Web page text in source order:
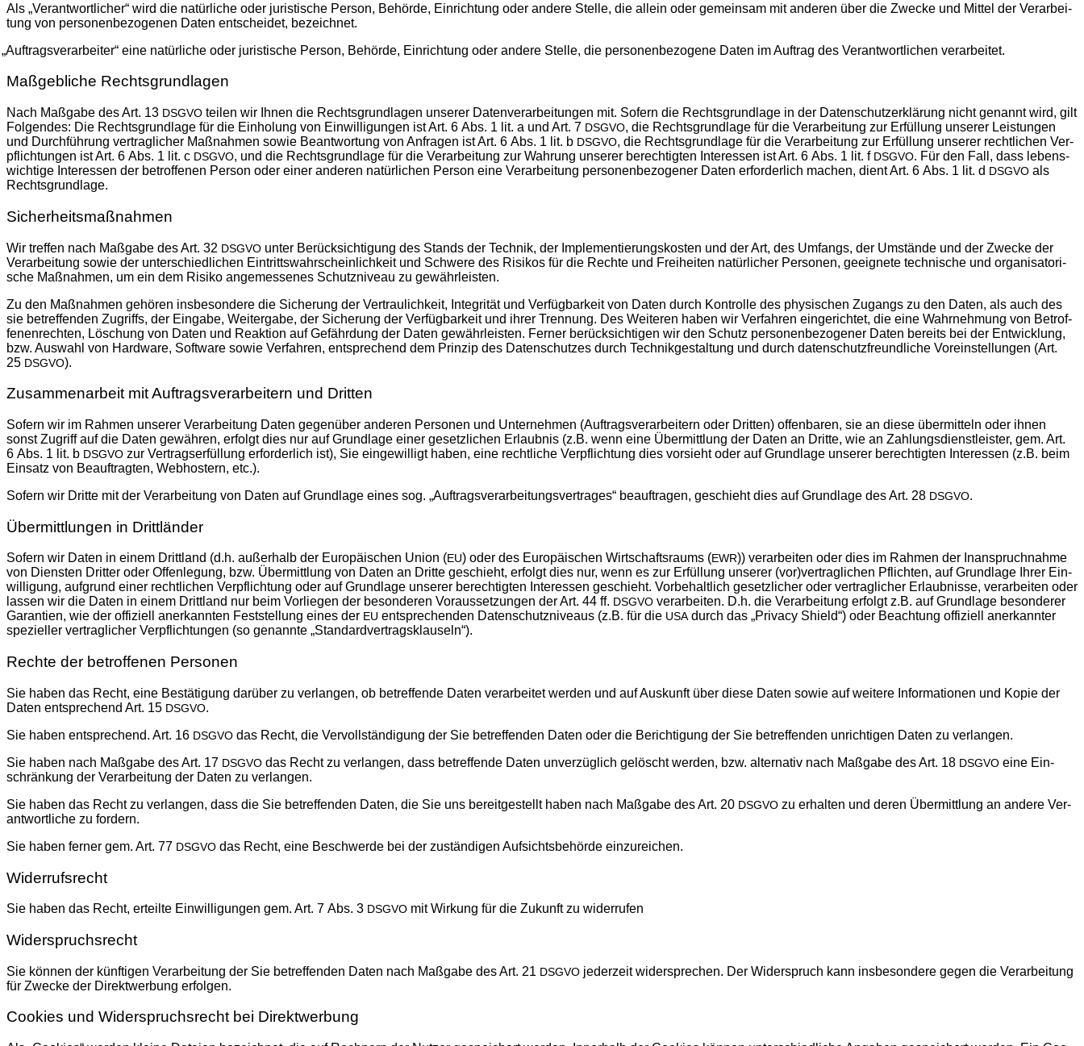
Als „Ver­ant­wort­li­cher“ wird die natür­li­che oder juris­ti­sche Per­son, Behör­de, Ein­rich­tung oder ande­re Stel­le, die allein oder gemein­sam mit ande­ren über die Zwe­cke und Mit­tel der Ver­ar­bei­
tung von per­so­nen­be­zo­ge­nen Daten ent­schei­det, bezeichnet.
„Auf­trags­ver­ar­bei­ter“ eine natür­li­che oder juris­ti­sche Per­son, Behör­de, Ein­rich­tung oder ande­re Stel­le, die per­so­nen­be­zo­ge­ne Daten im Auf­trag des Ver­ant­wort­li­chen verarbeitet.
Maßgebliche Rechtsgrundlagen
Nach Maß­ga­be des Art. 13 DSGVO tei­len wir Ihnen die Rechts­grund­la­gen unse­rer Daten­ver­ar­bei­tun­gen mit. Sofern die Rechts­grund­la­ge in der Daten­schutz­er­klä­rung nicht genannt wird, gilt
Fol­gen­des: Die Rechts­grund­la­ge für die Ein­ho­lung von Ein­wil­li­gun­gen ist Art. 6 Abs. 1 lit. a und Art. 7 DSGVO, die Rechts­grund­la­ge für die Ver­ar­bei­tung zur Erfül­lung unse­rer Leis­tun­gen
und Durch­füh­rung ver­trag­li­cher Maß­nah­men sowie Beant­wor­tung von Anfra­gen ist Art. 6 Abs. 1 lit. b DSGVO, die Rechts­grund­la­ge für die Ver­ar­bei­tung zur Erfül­lung unse­rer recht­li­chen Ver­
pflich­tun­gen ist Art. 6 Abs. 1 lit. c DSGVO, und die Rechts­grund­la­ge für die Ver­ar­bei­tung zur Wah­rung unse­rer berech­tig­ten Inter­es­sen ist Art. 6 Abs. 1 lit. f DSGVO. Für den Fall, dass lebens­
wich­ti­ge Inter­es­sen der betrof­fe­nen Per­son oder einer ande­ren natür­li­chen Per­son eine Ver­ar­bei­tung per­so­nen­be­zo­ge­ner Daten erfor­der­lich machen, dient Art. 6 Abs. 1 lit. d DSGVO als
Rechtsgrundlage.
Sicherheitsmaßnahmen
Wir tref­fen nach Maß­ga­be des Art. 32 DSGVO unter Berück­sich­ti­gung des Stands der Tech­nik, der Imple­men­tie­rungs­kos­ten und der Art, des Umfangs, der Umstän­de und der Zwe­cke der
Ver­ar­bei­tung sowie der unter­schied­li­chen Ein­tritts­wahr­schein­lich­keit und Schwe­re des Risi­kos für die Rech­te und Frei­hei­ten natür­li­cher Per­so­nen, geeig­ne­te tech­ni­sche und orga­ni­sa­to­ri­
sche Maß­nah­men, um ein dem Risi­ko ange­mes­se­nes Schutz­ni­veau zu gewährleisten.
Zu den Maß­nah­men gehö­ren ins­be­son­de­re die Siche­rung der Ver­trau­lich­keit, Inte­gri­tät und Ver­füg­bar­keit von Daten durch Kon­trol­le des phy­si­schen Zugangs zu den Daten, als auch des
sie betref­fen­den Zugriffs, der Ein­ga­be, Wei­ter­ga­be, der Siche­rung der Ver­füg­bar­keit und ihrer Tren­nung. Des Wei­te­ren haben wir Ver­fah­ren ein­ge­rich­tet, die eine Wahr­neh­mung von Betrof­
fe­nen­rech­ten, Löschung von Daten und Reak­ti­on auf Gefähr­dung der Daten gewähr­leis­ten. Fer­ner berück­sich­ti­gen wir den Schutz per­so­nen­be­zo­ge­ner Daten bereits bei der Ent­wick­lung,
bzw. Aus­wahl von Hard­ware, Soft­ware sowie Ver­fah­ren, ent­spre­chend dem Prin­zip des Daten­schut­zes durch Tech­nik­ge­stal­tung und durch daten­schutz­freund­li­che Vor­ein­stel­lun­gen (Art.
25 DSGVO).
Zusammenarbeit mit Auftragsverarbeitern und Dritten
Sofern wir im Rah­men unse­rer Ver­ar­bei­tung Daten gegen­über ande­ren Per­so­nen und Unter­neh­men (Auf­trags­ver­ar­bei­tern oder Drit­ten) offen­ba­ren, sie an die­se über­mit­teln oder ihnen
sonst Zugriff auf die Daten gewäh­ren, erfolgt dies nur auf Grund­la­ge einer gesetz­li­chen Erlaub­nis (z.B. wenn eine Über­mitt­lung der Daten an Drit­te, wie an Zah­lungs­dienst­leis­ter, gem. Art.
6 Abs. 1 lit. b DSGVO zur Ver­trags­er­fül­lung erfor­der­lich ist), Sie ein­ge­wil­ligt haben, eine recht­li­che Ver­pflich­tung dies vor­sieht oder auf Grund­la­ge unse­rer berech­tig­ten Inter­es­sen (z.B. beim
Ein­satz von Beauf­trag­ten, Web­hos­tern, etc.).
Sofern wir Drit­te mit der Ver­ar­bei­tung von Daten auf Grund­la­ge eines sog. „Auf­trags­ver­ar­bei­tungs­ver­tra­ges“ beauf­tra­gen, geschieht dies auf Grund­la­ge des Art. 28 DSGVO.
Übermittlungen in Drittländer
Sofern wir Daten in einem Dritt­land (d.h. außer­halb der Euro­päi­schen Uni­on (EU) oder des Euro­päi­schen Wirt­schafts­raums (EWR)) ver­ar­bei­ten oder dies im Rah­men der Inan­spruch­nah­me
von Diens­ten Drit­ter oder Offen­le­gung, bzw. Über­mitt­lung von Daten an Drit­te geschieht, erfolgt dies nur, wenn es zur Erfül­lung unse­rer (vor)vertraglichen Pflich­ten, auf Grund­la­ge Ihrer Ein­
wil­li­gung, auf­grund einer recht­li­chen Ver­pflich­tung oder auf Grund­la­ge unse­rer berech­tig­ten Inter­es­sen geschieht. Vor­be­halt­lich gesetz­li­cher oder ver­trag­li­cher Erlaub­nis­se, ver­ar­bei­ten oder
las­sen wir die Daten in einem Dritt­land nur beim Vor­lie­gen der beson­de­ren Vor­aus­set­zun­gen der Art. 44 ff. DSGVO ver­ar­bei­ten. D.h. die Ver­ar­bei­tung erfolgt z.B. auf Grund­la­ge beson­de­rer
Garan­tien, wie der offi­zi­ell aner­kann­ten Fest­stel­lung eines der EU ent­spre­chen­den Daten­schutz­ni­veaus (z.B. für die USA durch das „Pri­va­cy Shield“) oder Beach­tung offi­zi­ell aner­kann­ter
spe­zi­el­ler ver­trag­li­cher Ver­pflich­tun­gen (so genann­te „Stan­dard­ver­trags­klau­seln“).
Rechte der betroffenen Personen
Sie haben das Recht, eine Bestä­ti­gung dar­über zu ver­lan­gen, ob betref­fen­de Daten ver­ar­bei­tet wer­den und auf Aus­kunft über die­se Daten sowie auf wei­te­re Infor­ma­tio­nen und Kopie der
Daten ent­spre­chend Art. 15 DSGVO.
Sie haben ent­spre­chend. Art. 16 DSGVO das Recht, die Ver­voll­stän­di­gung der Sie betref­fen­den Daten oder die Berich­ti­gung der Sie betref­fen­den unrich­ti­gen Daten zu verlangen.
Sie haben nach Maß­ga­be des Art. 17 DSGVO das Recht zu ver­lan­gen, dass betref­fen­de Daten unver­züg­lich gelöscht wer­den, bzw. alter­na­tiv nach Maß­ga­be des Art. 18 DSGVO eine Ein­
schrän­kung der Ver­ar­bei­tung der Daten zu verlangen.
Sie haben das Recht zu ver­lan­gen, dass die Sie betref­fen­den Daten, die Sie uns bereit­ge­stellt haben nach Maß­ga­be des Art. 20 DSGVO zu erhal­ten und deren Über­mitt­lung an ande­re Ver­
ant­wort­li­che zu fordern.
Sie haben fer­ner gem. Art. 77 DSGVO das Recht, eine Beschwer­de bei der zustän­di­gen Auf­sichts­be­hör­de einzureichen.
Widerrufsrecht
Sie haben das Recht, erteil­te Ein­wil­li­gun­gen gem. Art. 7 Abs. 3 DSGVO mit Wir­kung für die Zukunft zu widerrufen
Widerspruchsrecht
Sie kön­nen der künf­ti­gen Ver­ar­bei­tung der Sie betref­fen­den Daten nach Maß­ga­be des Art. 21 DSGVO jeder­zeit wider­spre­chen. Der Wider­spruch kann ins­be­son­de­re gegen die Ver­ar­bei­tung
für Zwe­cke der Direkt­wer­bung erfolgen.
Cookies und Widerspruchsrecht bei Direktwerbung